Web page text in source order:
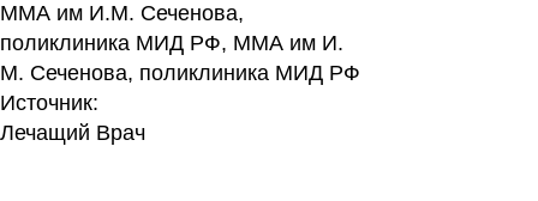
ММА им И.М. Сеченова,
поликлиника МИД РФ, ММА им И.
М. Сеченова, поликлиника МИД РФ
Источник:
Лечащий Врач